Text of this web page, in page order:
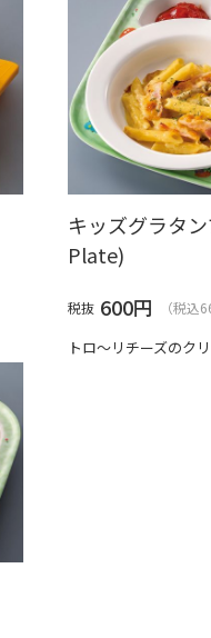
キッズグラタ
Plate)
税抜 600円 （税込
トロ～リチーズのク